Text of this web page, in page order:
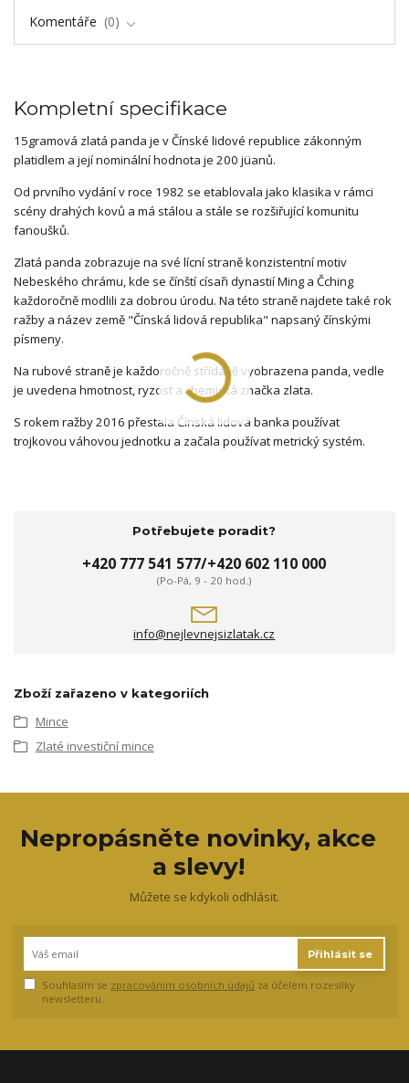
Komentáře
0
Kompletní specifikace
15gramová zlatá panda je v Čínské lidové republice zákonným
platidlem a její nominální hodnota je 200 jüanů.
Od prvního vydání v roce 1982 se etablovala jako klasika v rámci
scény drahých kovů a má stálou a stále se rozšiřující komunitu
fanoušků.
Zlatá panda zobrazuje na své lícní straně konzistentní motiv
Nebeského chrámu, kde se čínští císaři dynastií Ming a Čching
každoročně modlili za dobrou úrodu. Na této straně najdete také rok
ražby a název země "Čínská lidová republika" napsaný čínskými
písmeny.
Na rubové straně je každoročně střídavě vyobrazena panda, vedle
je uvedena hmotnost, ryzost a chemická značka zlata.
S rokem ražby 2016 přestala Čínská lidová banka používat
trojkovou váhovou jednotku a začala používat metrický systém.
Potřebujete poradit?
+420 777 541 577/+420 602 110 000
(Po-Pá, 9 - 20 hod.)
info@nejlevnejsizlatak.cz
Zboží zařazeno v kategoriích
Mince
Zlaté investiční mince
Nepropásněte novinky, akce
a slevy!
Můžete se kdykoli odhlásit.
Přihlásit se
Souhlasím se zpracováním osobních údajů za účelem rozesílky
newsletteru.